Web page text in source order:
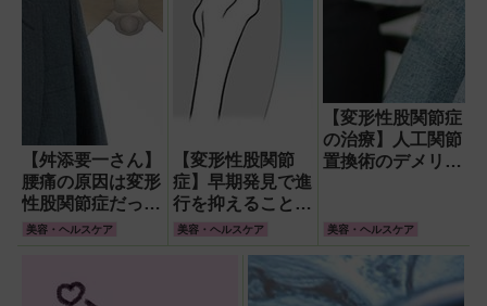
【舛添要一さん】
腰痛の原因は変形
性股関節症だった
人工股関節置換術
トレ」が効果
美容・ヘルスケア
【変形性股関節
症】早期発見で進
行を抑えることが
可能 関節の音や
ェックしよう
美容・ヘルスケア
【変形性股関節症
の治療】人工関節
置換術のデメリッ
リ手術」など様々
美容・ヘルスケア